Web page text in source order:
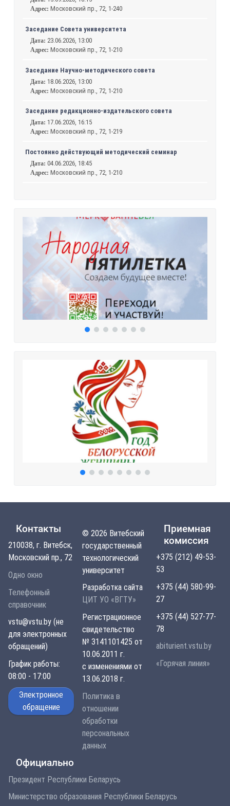
Адрес: Московский пр., 72, 1-240
Заседание Совета университета
Дата: 23.06.2026, 13:00
Адрес: Московский пр., 72, 1-210
Заседание Научно-методического совета
Дата: 18.06.2026, 13:00
Адрес: Московский пр., 72, 1-210
Заседание редакционно-издательского совета
Дата: 17.06.2026, 16:15
Адрес: Московский пр., 72, 1-219
Постоянно действующий методический семинар
Дата:04.06.2026, 18:45
Адрес: Московский пр., 72, 1-210
Контакты
210038, г. Витебск,
Московский пр., 72
Одно окно
Телефонный
справочник
vstu@vstu.by (не
для электронных
обращений)
График работы:
08:00 - 17:00
Электронное
обращение
© 2026 Витебский
государственный
технологический
университет
Разработка сайта
ЦИТ УО «ВГТУ»
Регистрационное
свидетельство
№ 3141101425 от
10.06.2011 г.
с изменениями от
13.06.2018 г.
Политика в
отношении
обработки
персональных
данных
Приемная
комиссия
+375 (212) 49-53-
53
+375 (44) 580-99-
27
+375 (44) 527-77-
78
abiturient.vstu.by
«Горячая линия»
Официально
Президент Республики Беларусь
Министерство образования Республики Беларусь